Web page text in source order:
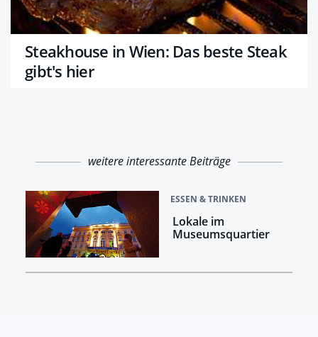
Steakhouse in Wien: Das beste Steak
gibt's hier
weitere interessante Beiträge
ESSEN & TRINKEN
Lokale im
Museumsquartier